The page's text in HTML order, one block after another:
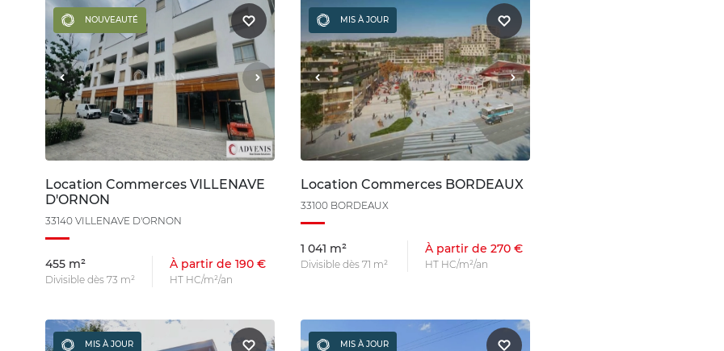
NOUVEAUTÉ
Location Commerces VILLENAVE
D'ORNON
33140 VILLENAVE D'ORNON
455 m²
Divisible dès 73 m²
À partir de 190 €
HT HC/m²/an
MIS À JOUR
Location Commerces BORDEAUX
33100 BORDEAUX
1 041 m²
Divisible dès 71 m²
À partir de 270 €
HT HC/m²/an
MIS À JOUR MIS À JOUR